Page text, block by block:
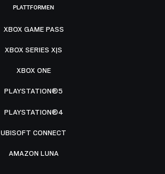
PLATTFORMEN
XBOX GAME PASS
XBOX SERIES X|S
XBOX ONE
PLAYSTATION®5
PLAYSTATION®4
UBISOFT CONNECT
AMAZON LUNA